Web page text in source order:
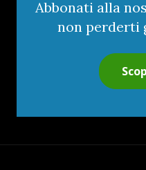
Abbonati alla
non perderti